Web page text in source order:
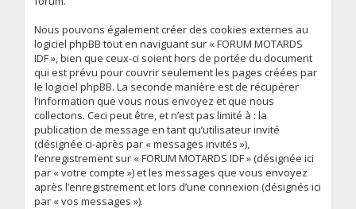
Nous pouvons également créer des cookies externes au
logiciel phpBB tout en naviguant sur « FORUM MOTARDS
IDF », bien que ceux-ci soient hors de portée du document
qui est prévu pour couvrir seulement les pages créées par
le logiciel phpBB. La seconde manière est de récupérer
l’information que vous nous envoyez et que nous
collectons. Ceci peut être, et n’est pas limité à : la
publication de message en tant qu’utilisateur invité
(désignée ci-après par « messages invités »),
l’enregistrement sur « FORUM MOTARDS IDF » (désignée ici
par « votre compte ») et les messages que vous envoyez
après l’enregistrement et lors d’une connexion (désignés ici
par « vos messages »).